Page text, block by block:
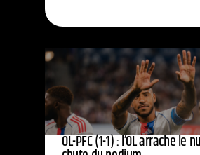
OL-PFC (1-1) : l’OL arrache le